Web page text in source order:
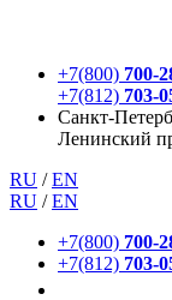
+7(800) 700-
+7(812) 703-
Санкт-
Ленинский
RU / EN
RU / EN
+7(800) 700-
+7(812) 703-